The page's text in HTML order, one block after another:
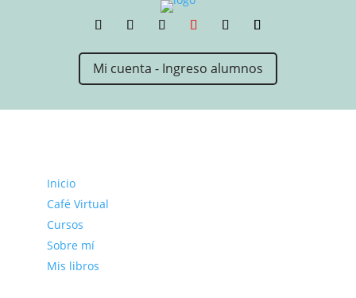
Mi cuenta - Ingreso alumnos
Inicio
Café Virtual
Cursos
Sobre mí
Mis libros